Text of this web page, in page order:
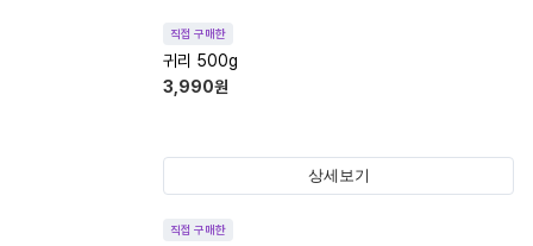
직접 구매한
귀리 500g
3,990원
상세보기
직접 구매한